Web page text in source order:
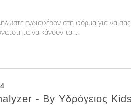
ενδιαφέρον στη φόρμα για να
να κάνουν τα ...
- By Υδρόγειος